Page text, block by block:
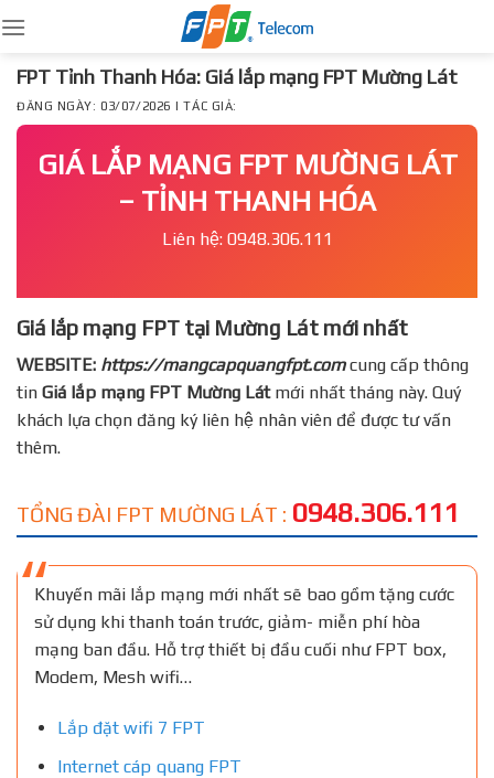
to
content
FPT Tỉnh Thanh Hóa: Giá lắp mạng FPT Mường Lát
ĐĂNG NGÀY: 03/07/2026 | TÁC GIẢ:
GIÁ LẮP MẠNG FPT MƯỜNG LÁT
– TỈNH THANH HÓA
Liên hệ: 0948.306.111
Giá lắp mạng FPT tại Mường Lát mới nhất
WEBSITE: https://mangcapquangfpt.comcung cấp thông
tin Giá lắp mạng FPT Mường Látmới nhất tháng này. Quý
khách lựa chọn đăng ký liên hệ nhân viên để được tư vấn
thêm.
TỔNG ĐÀI FPT MƯỜNG LÁT : 0948.306.111
Khuyến mãi lắp mạng mới nhất sẽ bao gồm tặng cước
sử dụng khi thanh toán trước, giảm- miễn phí hòa
mạng ban đầu. Hỗ trợ thiết bị đầu cuối như FPT box,
Modem, Mesh wifi…
Lắp đặt wifi 7 FPT
Internet cáp quang FPT